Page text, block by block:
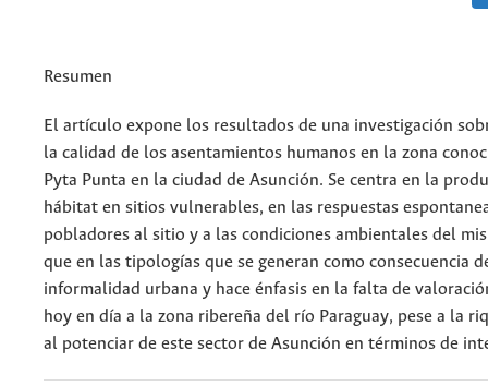
Resumen
El artículo expone los resultados de una investigación
la calidad de los asentamientos humanos en la zona
Pyta Punta en la ciudad de Asunción. Se centra en la
hábitat en sitios vulnerables, en las respuestas
pobladores al sitio y a las condiciones ambientales del
que en las tipologías que se generan como consecuencia
informalidad urbana y hace énfasis en la falta de
hoy en día a la zona ribereña del río Paraguay, pese a la
al potenciar de este sector de Asunción en términos de